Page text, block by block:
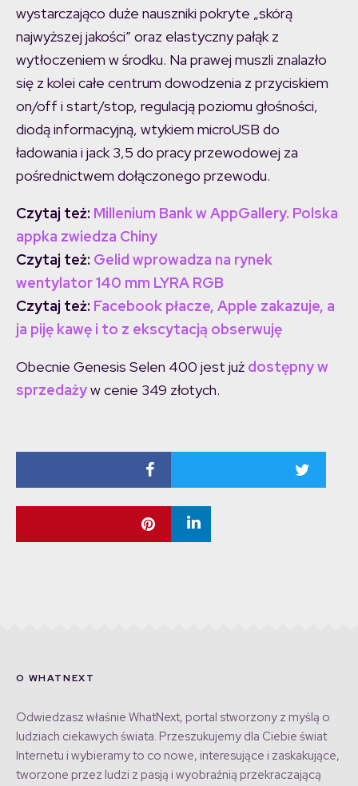
wystarczająco duże nauszniki pokryte „skórą
najwyższej jakości” oraz elastyczny pałąk z
wytłoczeniem w środku. Na prawej muszli znalazło
się z kolei całe centrum dowodzenia z przyciskiem
on/off i start/stop, regulacją poziomu głośności,
diodą informacyjną, wtykiem microUSB do
ładowania i jack 3,5 do pracy przewodowej za
pośrednictwem dołączonego przewodu.
Czytaj też: Millenium Bank w AppGallery. Polska
appka zwiedza Chiny
Czytaj też: Gelid wprowadza na rynek
wentylator 140 mm LYRA RGB
Czytaj też: Facebook płacze, Apple zakazuje, a
ja piję kawę i to z ekscytacją obserwuję
Obecnie Genesis Selen 400 jest już dostępny w
sprzedażyw cenie 349 złotych.
O WHATNEXT
Odwiedzasz właśnie WhatNext, portal stworzony z myślą o
ludziach ciekawych świata. Przeszukujemy dla Ciebie świat
Internetu i wybieramy to co nowe, interesujące i zaskakujące,
tworzone przez ludzi z pasją i wyobraźnią przekraczającą